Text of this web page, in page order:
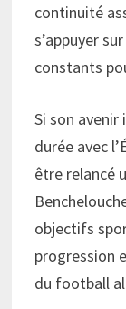
continuité
s’appuyer
constants
Si son
durée avec
être relancé
objectifs
progression
du football